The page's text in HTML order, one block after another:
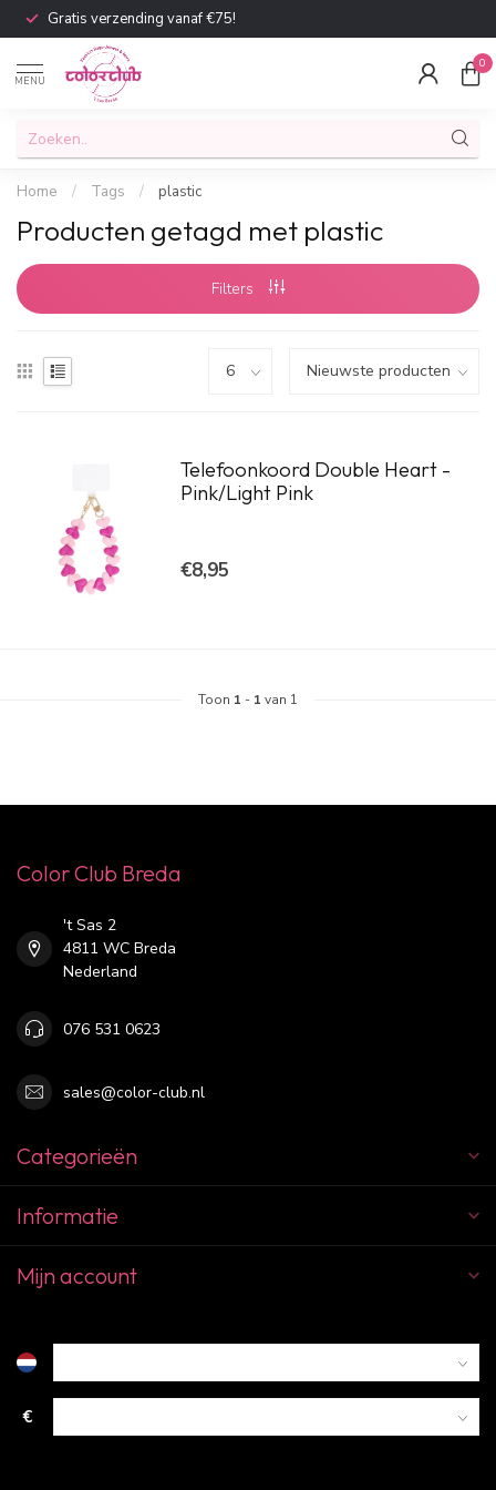
Gratis verzending vanaf €75!
MENU
0
Home / Tags / plastic
Producten getagd met plastic
Filters
Telefoonkoord Double Heart -
Pink/Light Pink
€8,95
Toon 1 - 1 van 1
Color Club Breda
't Sas 2
4811 WC Breda
Nederland
076 531 0623
sales@color-club.nl
Categorieën
Informatie
Mijn account
€